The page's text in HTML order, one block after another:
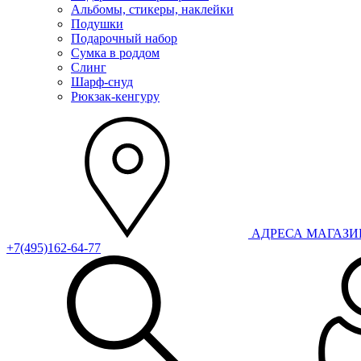
Альбомы, стикеры, наклейки
Подушки
Подарочный набор
Сумка в роддом
Слинг
Шарф-снуд
Рюкзак-кенгуру
АДРЕСА
+7(495)162-64-77